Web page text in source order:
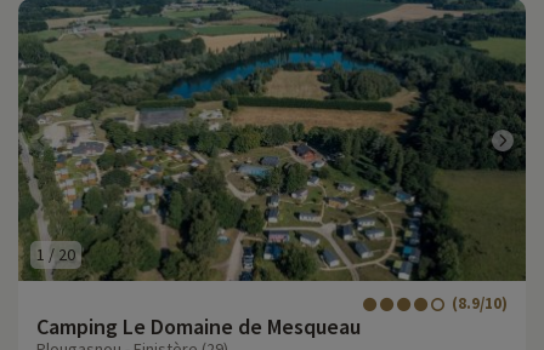
1 / 20
Camping Le Domaine de Mesqueau
(8.9/10)